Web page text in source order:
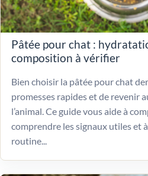
Pâtée pour chat :
composition à vérifier
Bien choisir la pâtée pour chat
promesses rapides et de revenir
l’animal. Ce guide vous aide à
comprendre les signaux utiles et
routine...